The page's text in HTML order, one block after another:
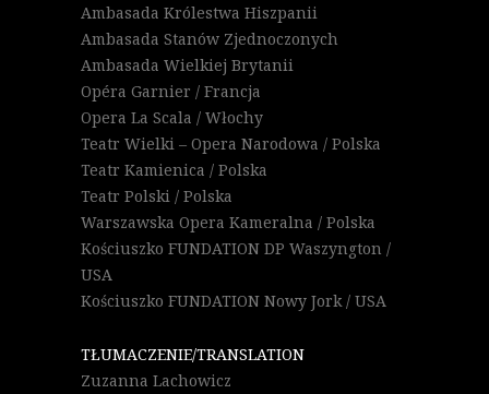
Ambasada Królestwa Hiszpanii
Ambasada Stanów Zjednoczonych
Ambasada Wielkiej Brytanii
Opéra Garnier / Francja
Opera La Scala / Włochy
Teatr Wielki – Opera Narodowa / Polska
Teatr Kamienica / Polska
Teatr Polski / Polska
Warszawska Opera Kameralna / Polska
Kościuszko FUNDATION DP Waszyngton /
USA
Kościuszko FUNDATION Nowy Jork / USA
TŁUMACZENIE/TRANSLATION
Zuzanna Lachowicz